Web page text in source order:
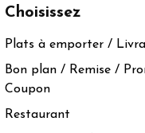
Choisissez
Plats à emporter /
Bon plan / Remise /
Coupon
Restaurant